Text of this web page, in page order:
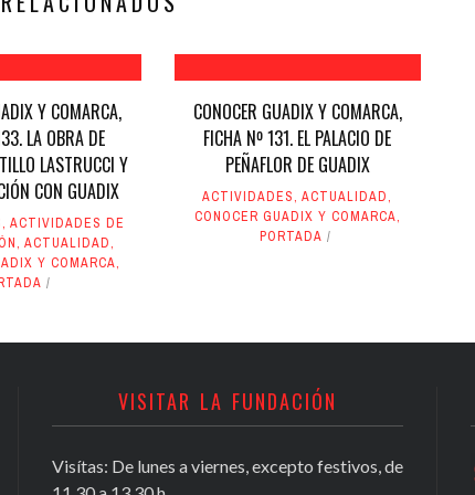
Y COMARCA,
LA OBRA DE
LASTRUCCI Y
CON GUADIX
, ACTIVIDADES DE
, ACTUALIDAD,
Y COMARCA,
CONOCER GUADIX Y COMARCA,
FICHA Nº 131. EL PALACIO DE
PEÑAFLOR DE GUADIX
ACTIVIDADES,ACTUALIDAD,
CONOCER GUADIX Y COMARCA,
PORTADA
VISITAR LA FUNDACIÓN
Visítas: De lunes a viernes, excepto festivos, de
Conocer Guadix y comarca, ficha nº